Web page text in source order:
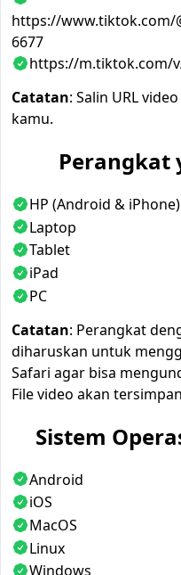
https://www.tiktok.com/
6677
https://m.tiktok.com/
Catatan: Salin URL
kamu.
Perangkat
HP (Android & iPhone)
Laptop
Tablet
iPad
PC
Catatan: Perangkat
diharuskan untuk
Safari agar bisa
File video akan
Sistem
Android
iOS
MacOS
Linux
Windows